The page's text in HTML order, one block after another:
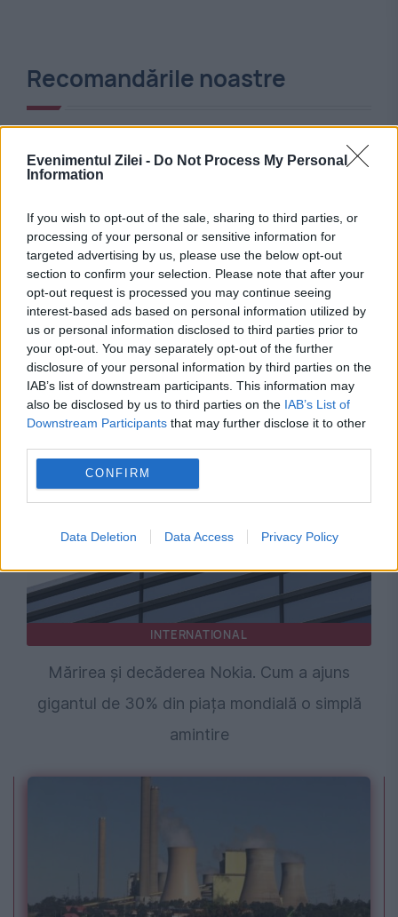
Evenimentul Zilei - Do Not Process My Personal
Information
If you wish to opt-out of the sale, sharing to third parties, or
processing of your personal or sensitive information for
targeted advertising by us, please use the below opt-out
section to confirm your selection. Please note that after your
opt-out request is processed you may continue seeing
interest-based ads based on personal information utilized by
us or personal information disclosed to third parties prior to
your opt-out. You may separately opt-out of the further
disclosure of your personal information by third parties on the
IAB’s list of downstream participants. This information may
also be disclosed by us to third parties on the IAB’s List of
Downstream Participants that may further disclose it to other
CONFIRM
Data Deletion Data Access Privacy Policy
Recomandările noastre
INTERNATIONAL
Greșeala pe care angajatorii o fac în relația cu
salariații. Scăderea productivității devine
inevitabilă
INTERNATIONAL
Mărirea și decăderea Nokia. Cum a ajuns
gigantul de 30% din piața mondială o simplă
amintire